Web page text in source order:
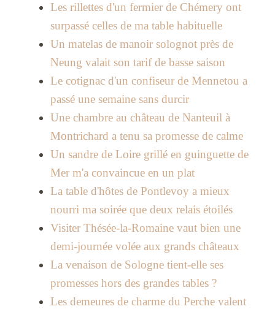
Les rillettes d'un fermier de Chémery ont
surpassé celles de ma table habituelle
Un matelas de manoir solognot près de
Neung valait son tarif de basse saison
Le cotignac d'un confiseur de Mennetou a
passé une semaine sans durcir
Une chambre au château de Nanteuil à
Montrichard a tenu sa promesse de calme
Un sandre de Loire grillé en guinguette de
Mer m'a convaincue en un plat
La table d'hôtes de Pontlevoy a mieux
nourri ma soirée que deux relais étoilés
Visiter Thésée-la-Romaine vaut bien une
demi-journée volée aux grands châteaux
La venaison de Sologne tient-elle ses
promesses hors des grandes tables ?
Les demeures de charme du Perche valent